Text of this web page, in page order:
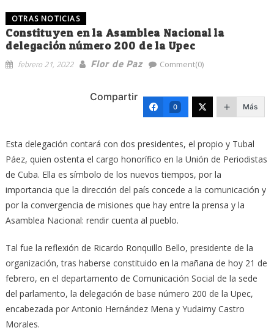
OTRAS NOTICIAS
Constituyen en la Asamblea Nacional la
delegación número 200 de la Upec
febrero 21, 2022 Flor de Paz Comment(0)
Compartir
0 Más
Esta delegación contará con dos presidentes, el propio y Tubal
Páez, quien ostenta el cargo honorífico en la Unión de Periodistas
de Cuba. Ella es símbolo de los nuevos tiempos, por la
importancia que la dirección del país concede a la comunicación y
por la convergencia de misiones que hay entre la prensa y la
Asamblea Nacional: rendir cuenta al pueblo.
Tal fue la reflexión de Ricardo Ronquillo Bello, presidente de la
organización, tras haberse constituido en la mañana de hoy 21 de
febrero, en el departamento de Comunicación Social de la sede
del parlamento, la delegación de base número 200 de la Upec,
encabezada por Antonio Hernández Mena y Yudaimy Castro
Morales.